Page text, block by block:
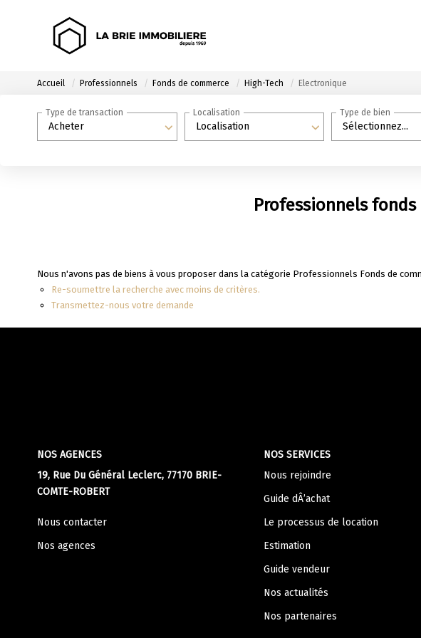
Accueil Professionnels Fonds de commerce High-Tech Electronique
Acheter
Type de transaction
Localisation
Localisation
Sélectionnez...
Type de bien
Professionnels
Nous n'avons pas de biens à vous proposer dans la catégorie Professionnels Fonds de
Re-soumettre la recherche avec moins de critères.
Transmettez-nous votre demande
NOS AGENCES
19, Rue Du Général Leclerc, 77170 BRIE-
COMTE-ROBERT
Nous contacter
Nos agences
NOS SERVICES
Nous rejoindre
Guide dÂ’achat
Le processus de location
Estimation
Guide vendeur
Nos actualités
Nos partenaires